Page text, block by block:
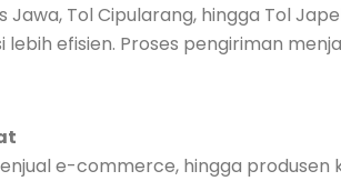
Tol Cipularang, hingga Tol
efisien. Proses pengiriman
e-commerce, hingga produsen